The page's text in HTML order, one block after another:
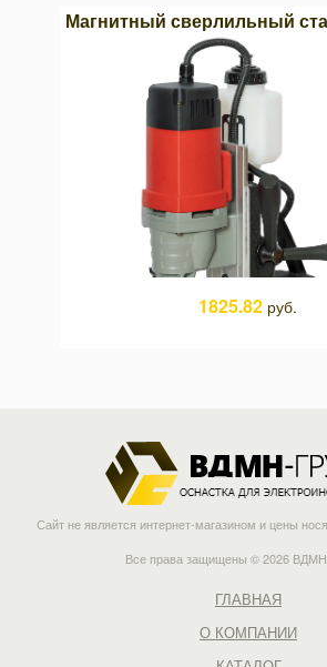
Магнитный сверлильный
1825.82 руб.
Сайт не является интернет-магазином и цены
Все права защищены © 2026
ГЛАВНАЯ
О КОМПАНИИ